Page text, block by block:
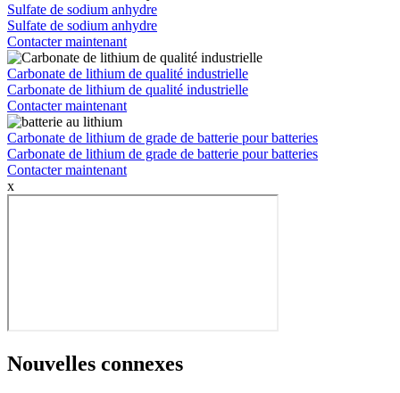
Sulfate de sodium anhydre
Sulfate de sodium anhydre
Contacter maintenant
Carbonate de lithium de qualité industrielle
Carbonate de lithium de qualité industrielle
Contacter maintenant
Carbonate de lithium de grade de batterie pour batteries
Carbonate de lithium de grade de batterie pour batteries
Contacter maintenant
x
Nouvelles connexes